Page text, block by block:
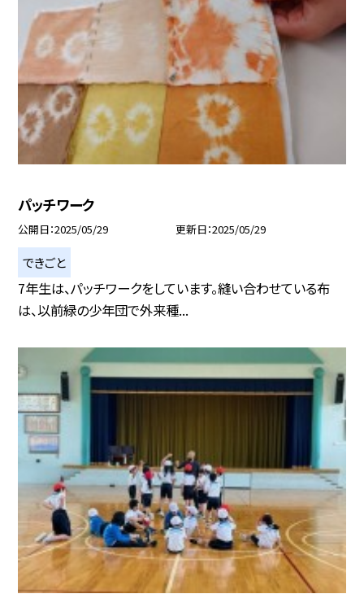
パッチワーク
公開日 2025/05/29 更新日 2025/05/29
できごと
7年生は、パッチワークをしています。縫い合わせている布
は、以前緑の少年団で外来種...